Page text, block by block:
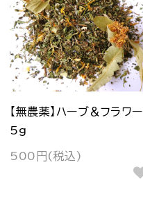
【無農薬】ハーブ＆フラワー
5g
500円(税込)